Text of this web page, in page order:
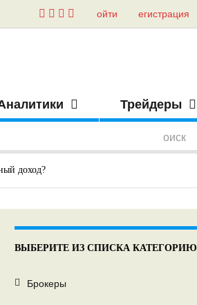
ойти егистрация
Трейдеры
доход?
ВЫБЕРИТЕ ИЗ СПИСКА КАТЕГОРИЮ
Брокеры